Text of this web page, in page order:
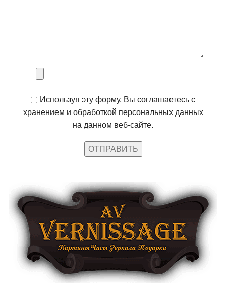
Используя эту форму, Вы соглашаетесь с
хранением и обработкой персональных данных
на данном веб-сайте.